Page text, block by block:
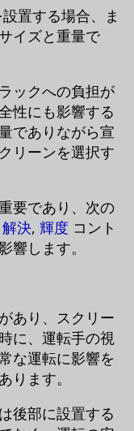
置する場合、ま
イズと重量で
ックへの負担が
性にも影響する
でありながら宣
リーンを選択す
要であり、次の
解決, 輝度 コント
響します。
あり、スクリー
に、運転手の視
な運転に影響を
ります。
後部に設置する